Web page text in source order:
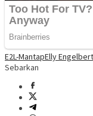
E2L-MantapElly
Sebarkan